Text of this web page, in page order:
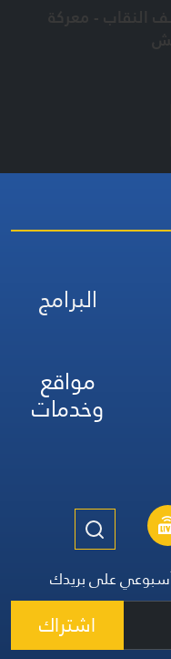
النقاب - معركة
البرامج
مواقع
وخدمات
على بريدك
اشتراك